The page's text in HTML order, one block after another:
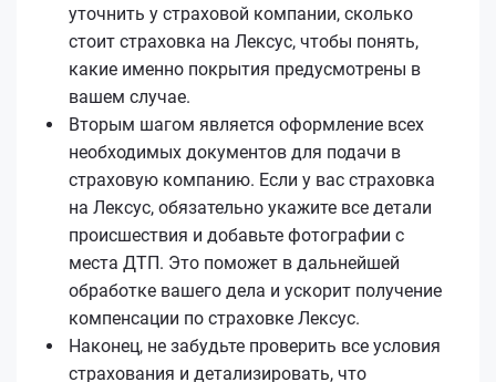
уточнить у страховой компании, сколько
стоит страховка на Лексус, чтобы понять,
какие именно покрытия предусмотрены в
вашем случае.
Вторым шагом является оформление всех
необходимых документов для подачи в
страховую компанию. Если у вас страховка
на Лексус, обязательно укажите все детали
происшествия и добавьте фотографии с
места ДТП. Это поможет в дальнейшей
обработке вашего дела и ускорит получение
компенсации по страховке Лексус.
Наконец, не забудьте проверить все условия
страхования и детализировать, что